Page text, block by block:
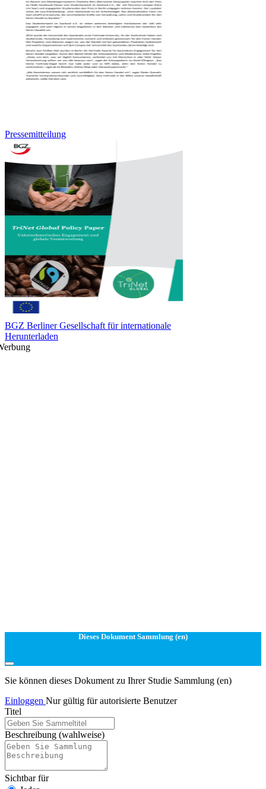
Pressemitteilung
BGZ Berliner Gesellschaft für internationale
Herunterladen
Dieses Dokument Sammlung (en)
Sie können dieses Dokument zu Ihrer Studie Sammlung (en)
Einloggen Nur gültig für autorisierte Benutzer
Titel
Beschreibung (wahlweise)
Sichtbar für